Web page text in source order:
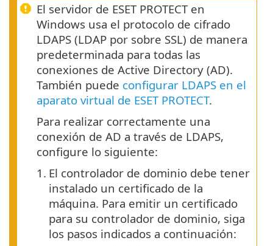
El servidor de ESET PROTECT en
Windows usa el protocolo de cifrado
LDAPS (LDAP por sobre SSL) de manera
predeterminada para todas las
conexiones de Active Directory (AD).
También puede configurar LDAPS en el
aparato virtual de ESET PROTECT.
Para realizar correctamente una
conexión de AD a través de LDAPS,
configure lo siguiente:
1. El controlador de dominio debe tener
instalado un certificado de la
máquina. Para emitir un certificado
para su controlador de dominio, siga
los pasos indicados a continuación: